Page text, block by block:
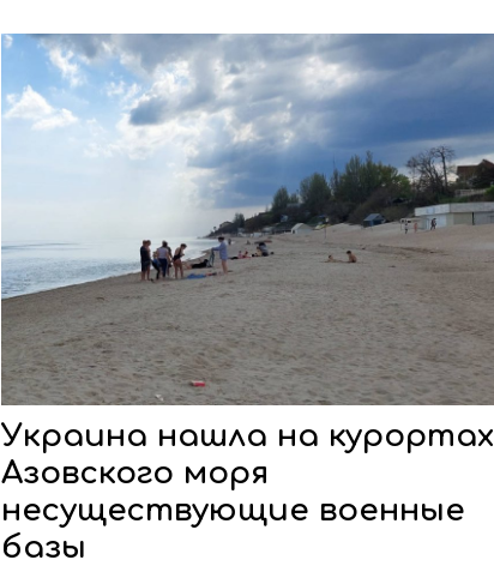
Украина нашла на курортах
Азовского моря
несуществующие военные
базы